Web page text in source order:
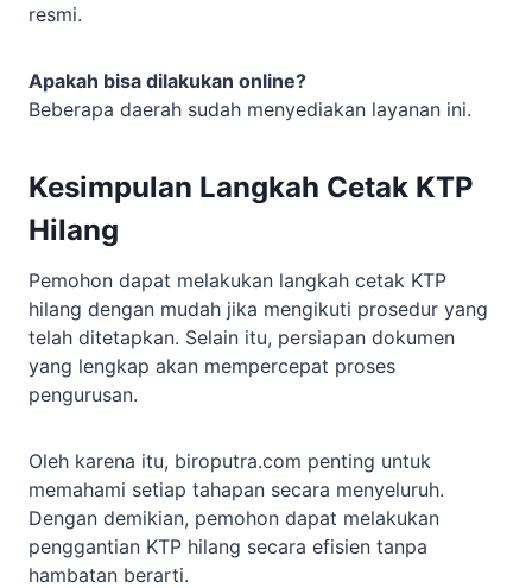
resmi.
Apakah bisa dilakukan online?
Beberapa daerah sudah menyediakan layanan ini.
Kesimpulan Langkah Cetak KTP
Hilang
Pemohon dapat melakukan langkah cetak KTP
hilang dengan mudah jika mengikuti prosedur yang
telah ditetapkan. Selain itu, persiapan dokumen
yang lengkap akan mempercepat proses
pengurusan.
Oleh karena itu, biroputra.com penting untuk
memahami setiap tahapan secara menyeluruh.
Dengan demikian, pemohon dapat melakukan
penggantian KTP hilang secara efisien tanpa
hambatan berarti.